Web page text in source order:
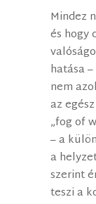
Mindez
és hogy
hatása
nem
az
„fog of
– a
a
szerint
teszi a